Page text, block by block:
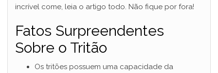
incrível come, leia o artigo todo. Não fique por fora!
Fatos Surpreendentes
Sobre o Tritão
Os tritões possuem uma capacidade da